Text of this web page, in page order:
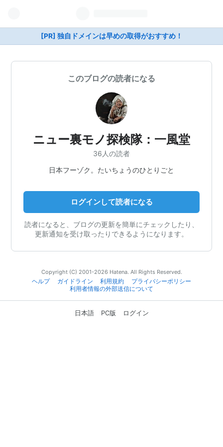
[PR] 独自ドメインは早めの取得がおすすめ！
このブログの読者になる
ニュー裏モノ探検隊：一風堂
36人の読者
日本フーゾク。たいちょうのひとりごと
ログインして読者になる
読者になると、ブログの更新を簡単にチェックしたり、
更新通知を受け取ったりできるようになります。
Copyright (C) 2001-2026 Hatena. All Rights Reserved.
ヘルプ
ガイドライン 利用規約
プライバシーポリシー
利用者情報の外部送信について
日本語 PC版 ログイン